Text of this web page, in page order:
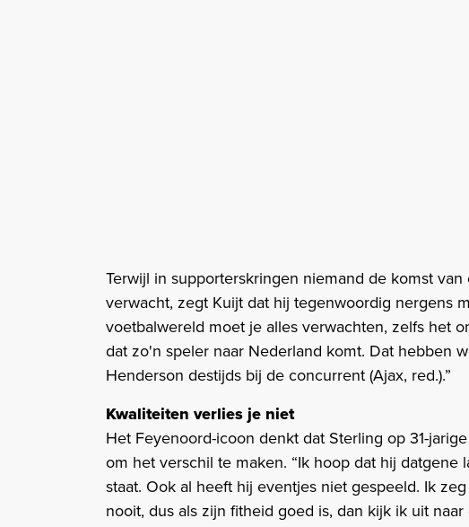
Terwijl in supporterskringen niemand de komst
verwacht, zegt Kuijt dat hij tegenwoordig nergens
voetbalwereld moet je alles verwachten, zelfs het
dat zo'n speler naar Nederland komt. Dat hebben
Henderson destijds bij de concurrent (Ajax, red.).”
Kwaliteiten verlies je niet
Het Feyenoord-icoon denkt dat Sterling op 31-
om het verschil te maken. “Ik hoop dat hij
staat. Ook al heeft hij eventjes niet gespeeld. Ik
nooit, dus als zijn fitheid goed is, dan kijk ik uit